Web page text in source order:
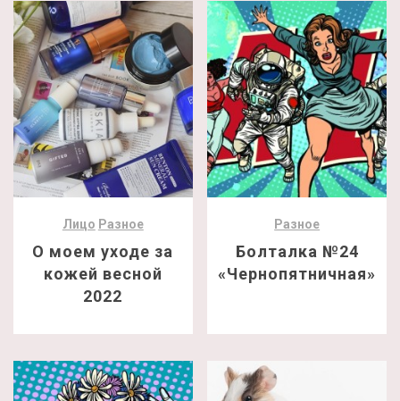
Лицо Разное
О моем уходе за
кожей весной
2022
Разное
Болталка №24
«Чернопятничная»